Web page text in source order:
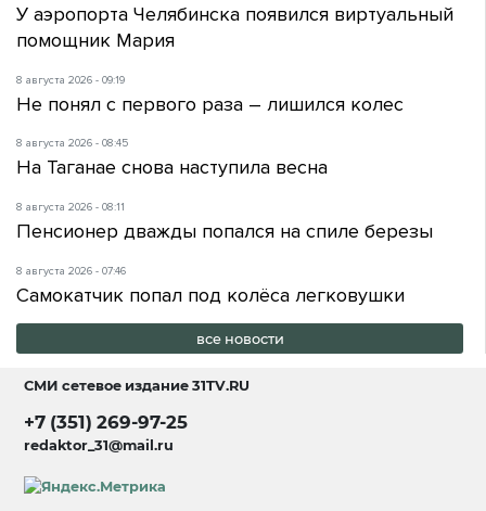
У аэропорта Челябинска появился виртуальный
помощник Мария
8 августа 2026 - 09:19
Не понял с первого раза – лишился колес
8 августа 2026 - 08:45
На Таганае снова наступила весна
8 августа 2026 - 08:11
Пенсионер дважды попался на спиле березы
8 августа 2026 - 07:46
Самокатчик попал под колёса легковушки
все новости
СМИ сетевое издание31TV.RU
+7 (351) 269-97-25
redaktor_31@mail.ru